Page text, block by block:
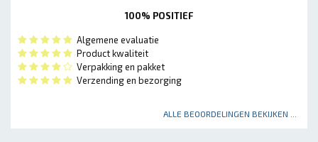
100% POSITIEF
Algemene evaluatie
Product kwaliteit
Verpakking en pakket
Verzending en bezorging
ALLE BEOORDELINGEN BEKIJKEN ...